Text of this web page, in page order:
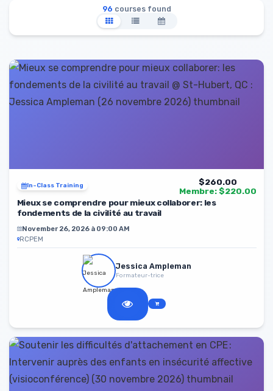
96 courses found
In-Class Training
$260.00
Membre: $220.00
Mieux se comprendre pour mieux collaborer: les
fondements de la civilité au travail
November 26, 2026 à 09:00 AM
RCPEM
Jessica Ampleman
Formateur-trice